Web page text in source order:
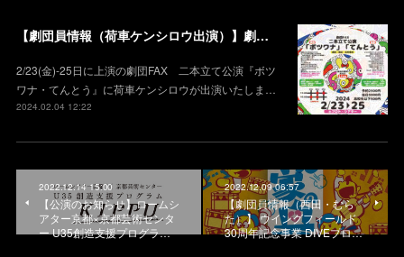
【劇団員情報（荷車ケンシロウ出演）】劇団FAX 二本立て公演 『ボツワナ・てんとう』
2/23(金)-25日に上演の劇団FAX 二本立て公演『ボツ
ワナ・てんとう』に荷車ケンシロウが出演いたしま…
2024.02.04 12:22
2022.12.14 15:00
【公演のお知らせ】ロームシ
アター京都×京都芸術センタ
ー U35創造支援プログラ…
2022.12.09 06:57
【劇団員情報（西田・むら
た）】 ウイングフィールド
30周年記念事業 DIVEプロ…